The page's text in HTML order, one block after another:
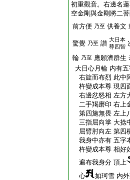
初重觀音。右邊名
空金剛與金剛將二
前方便 乃至 供養文
驚覺 乃至 讃 大日本
尊四智
輪 乃至 應願濟群生
大日心月輪 内有
右旋而布烈 此中
杵變成本尊 現四
右邊忿怒相 左方
二手羯磨印 右上
第四施無畏 左上
三指屈向掌 大捻
屈臂肘向左 第四
我身中亦有 五字
杵變成本尊 相好
遍布我身分 頂上
心
如珂雪 内